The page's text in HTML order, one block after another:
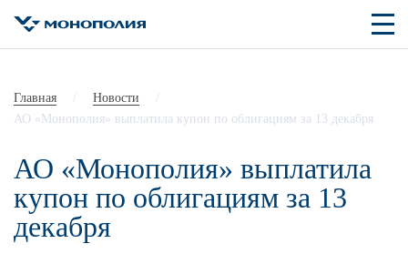
Главная / Новости
/
АО «Монополия» выплатила купон по облигациям за 13 декабря
АО «Монополия» выплатила
купон по облигациям за 13
декабря